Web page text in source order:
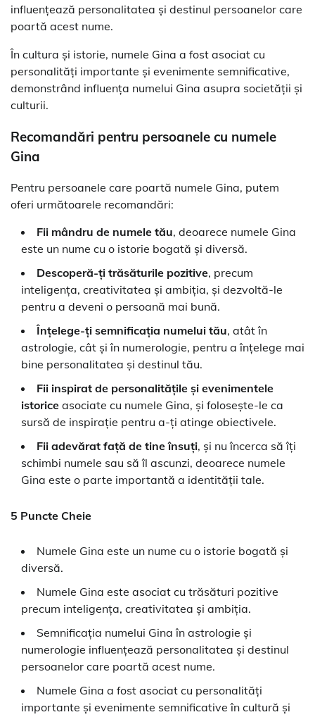
influențează personalitatea și destinul persoanelor care
poartă acest nume.
În cultura și istorie, numele Gina a fost asociat cu
personalități importante și evenimente semnificative,
demonstrând influența numelui Gina asupra societății și
culturii.
Recomandări pentru persoanele cu numele
Gina
Pentru persoanele care poartă numele Gina, putem
oferi următoarele recomandări:
Fii mândru de numele tău, deoarece numele Gina
este un nume cu o istorie bogată și diversă.
Descoperă-ți trăsăturile pozitive, precum
inteligența, creativitatea și ambiția, și dezvoltă-le
pentru a deveni o persoană mai bună.
Înțelege-ți semnificația numelui tău, atât în
astrologie, cât și în numerologie, pentru a înțelege mai
bine personalitatea și destinul tău.
Fii inspirat de personalitățile și evenimentele
istorice asociate cu numele Gina, și folosește-le ca
sursă de inspirație pentru a-ți atinge obiectivele.
Fii adevărat față de tine însuți, și nu încerca să îți
schimbi numele sau să îl ascunzi, deoarece numele
Gina este o parte importantă a identității tale.
5 Puncte Cheie
Numele Gina este un nume cu o istorie bogată și
diversă.
Numele Gina este asociat cu trăsături pozitive
precum inteligența, creativitatea și ambiția.
Semnificația numelui Gina în astrologie și
numerologie influențează personalitatea și destinul
persoanelor care poartă acest nume.
Numele Gina a fost asociat cu personalități
importante și evenimente semnificative în cultură și